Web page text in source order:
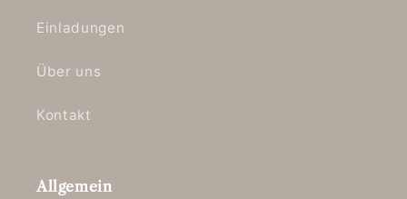
Einladungen
Über uns
Kontakt
Allgemein